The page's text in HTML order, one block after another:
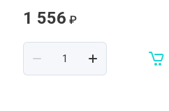
1 556 ₽